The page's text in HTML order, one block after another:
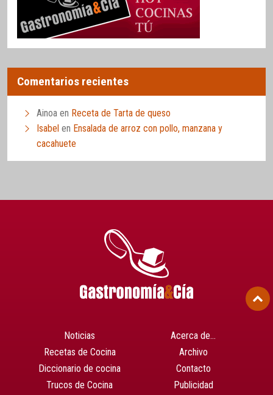
Comentarios recientes
Ainoa en Receta de Tarta de queso
Isabel en Ensalada de arroz con pollo, manzana y
cacahuete
Noticias
Recetas de Cocina
Diccionario de cocina
Trucos de Cocina
Acerca de…
Archivo
Contacto
Publicidad